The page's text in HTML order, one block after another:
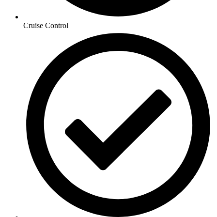
Cruise Control